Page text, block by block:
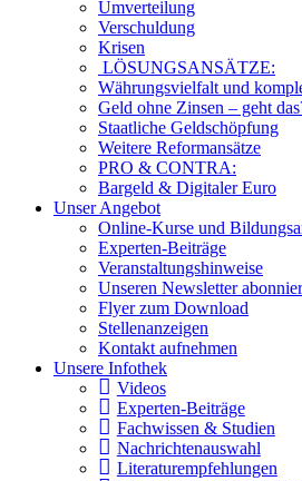
Umverteilung
Verschuldung
Krisen
LÖSUNGSANSÄTZE:
Währungsvielfalt und
Geld ohne Zinsen – geht
Staatliche Geldschöpfung
Weitere Reformansätze
PRO & CONTRA:
Bargeld & Digitaler Euro
Unser Angebot
Online-Kurse und
Experten-Beiträge
Veranstaltungshinweise
Unseren Newsletter
Flyer zum Download
Stellenanzeigen
Kontakt aufnehmen
Unsere Infothek
Videos
Experten-Beiträge
Fachwissen & Studien
Nachrichtenauswahl
Literaturempfehlungen